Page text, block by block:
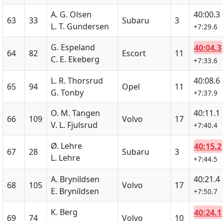
63 33
A. G. Olsen
L. T. Gundersen
Subaru 3
40:00.3
+7:29.6
64 82
G. Espeland
C. E. Ekeberg
Escort 11
40:04.3
+7:33.6
65 94
L. R. Thorsrud
G. Tonby
Opel 11
40:08.6
+7:37.9
66 109
O. M. Tangen
V. L. Fjulsrud
Volvo 17
40:11.1
+7:40.4
67 28
Ø. Lehre
L. Lehre
Subaru 3
40:15.2
+7:44.5
68 105
A. Brynildsen
E. Brynildsen
Volvo 17
40:21.4
+7:50.7
69 74
K. Berg
Volvo 10
40:24.1